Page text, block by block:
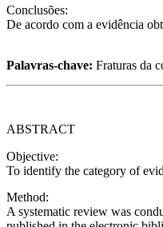
Conclusões:
De acordo com a evidência
Palavras-chave: Fraturas da
ABSTRACT
Objective:
To identify the category of
Method:
A systematic review was